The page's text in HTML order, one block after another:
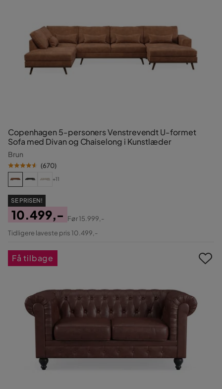
Copenhagen 5-personers Venstrevendt U-formet
Sofa med Divan og Chaiselong i Kunstlæder
Brun
(670)
+11
SE PRISEN!
Pris
10.499,-
Original
Før15.999,-
Tidligere laveste pris 10.499,-
Få tilbage